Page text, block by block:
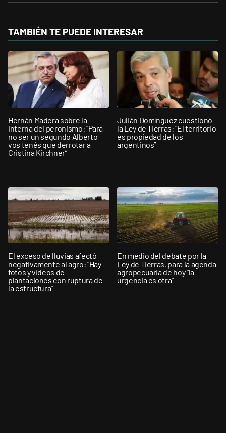
TAMBIÉN TE PUEDE INTERESAR
Hernán Madera sobre la
interna del peronismo: "Para
no ser un segundo Alberto
vos tenés que derrotar a
Cristina Kirchner”
Julián Domínguez cuestionó
la Ley de Tierras: “El territorio
es propiedad de los
argentinos”
El exceso de lluvias afectó
negativamente al agro: "Hay
fotos y videos de
plantaciones con ruptura de
la estructura"
En medio del debate por la
Ley de Tierras, para la agenda
agropecuaria de hoy "la
urgencia es otra"